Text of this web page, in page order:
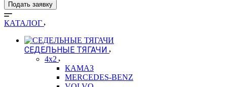
Подать заявку
КАТАЛОГ
СЕДЕЛЬНЫЕ ТЯГАЧИ
4x2
КАМАЗ
MERCEDES-BENZ